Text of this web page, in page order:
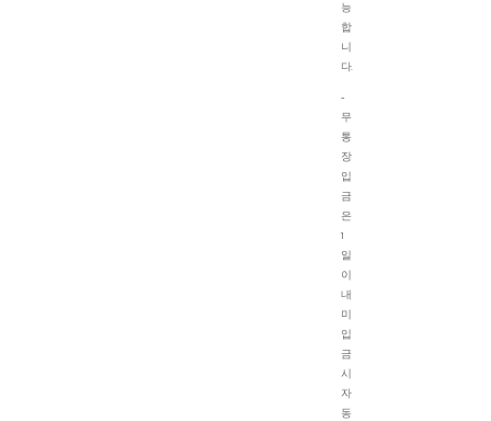
능
합
니
다.
-
무
통
장
입
금
은
1
일
이
내
미
입
금
시
자
동